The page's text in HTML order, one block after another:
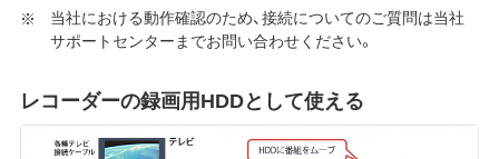
当社における動作確認のため、接続についてのご質問は当社
サポートセンターまでお問い合わせください。
レコーダーの録画用HDDとして使える